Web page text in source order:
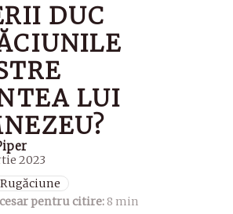
DUC
LUI
2023
Rugăciune
pentru citire: 8 min